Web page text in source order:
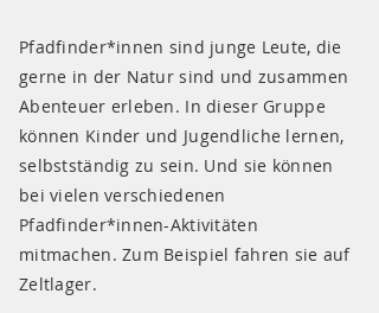
Pfadfinder*innen sind junge Leute, die
gerne in der Natur sind und zusammen
Abenteuer erleben. In dieser Gruppe
können Kinder und Jugendliche lernen,
selbstständig zu sein. Und sie können
bei vielen verschiedenen
Pfadfinder*innen-Aktivitäten
mitmachen. Zum Beispiel fahren sie auf
Zeltlager.